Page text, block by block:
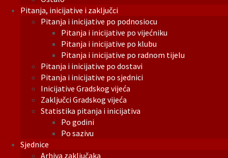
Pitanja, inicijative i zaključci
Pitanja i inicijative po podnosiocu
Pitanja i inicijative po vijećniku
Pitanja i inicijative po klubu
Pitanja i inicijative po radnom tijelu
Pitanja i inicijative po dostavi
Pitanja i inicijative po sjednici
Inicijative Gradskog vijeća
Zaključci Gradskog vijeća
Statistika pitanja i inicijativa
Po godini
Po sazivu
Sjednice
Arhiva zaključaka